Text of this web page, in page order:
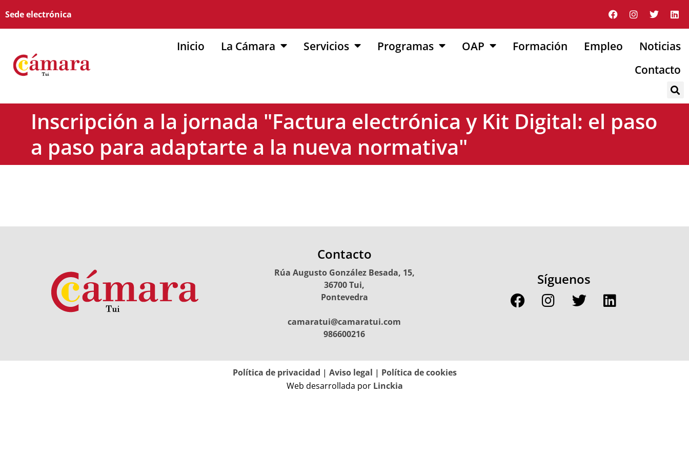
Sede electrónica
Inicio La Cámara Servicios Programas OAP Formación Empleo
Noticias
Contacto
Inscripción a la jornada "Factura electrónica y Kit Digital: el paso
a paso para adaptarte a la nueva normativa"
Contacto
Rúa Augusto González Besada, 15,
36700 Tui,
Pontevedra
camaratui@camaratui.com
986600216
Síguenos
Política de privacidad | Aviso legal | Política de cookies
Web desarrollada porLinckia